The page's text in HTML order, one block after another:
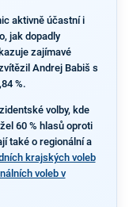
aktivně účastní i
jak dopadly
zajímavé
Andrej Babiš s
%.
volby, kde
60 % hlasů oproti
také o regionální a
krajských voleb
voleb v